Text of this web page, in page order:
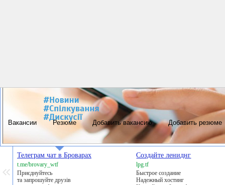
Телеграм чат в Броварах
t.me/brovary_wtf
Приєднуйтесь
та запрошуйте друзів
Создайте лениднг
lpg.tf
Быстрое создание
Надежный хостинг
Вакансии Резюме Добавить вакансию Добавить резюме